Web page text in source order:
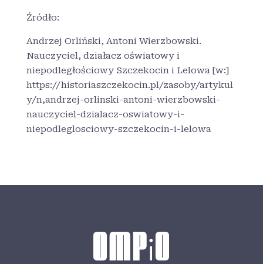
Źródło:
Andrzej Orliński, Antoni Wierzbowski.
Nauczyciel, działacz oświatowy i
niepodległościowy Szczekocin i Lelowa [w:]
https://historiaszczekocin.pl/zasoby/artykul
y/n,andrzej-orlinski-antoni-wierzbowski-
nauczyciel-dzialacz-oswiatowy-i-
niepodleglosciowy-szczekocin-i-lelowa